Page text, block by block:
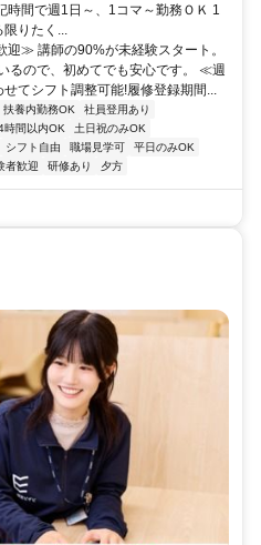
間で週1日～、1コマ～勤務ＯＫ 1
限りたく...
≫ 講師の90%が未経験スタート。
るので、初めてでも安心です。 ≪週
てシフト調整可能!履修登録期間...
扶養内勤務OK
社員登用あり
時間以内OK
土日祝のみOK
シフト自由 職場見学可
平日のみOK
者歓迎 研修あり 夕方